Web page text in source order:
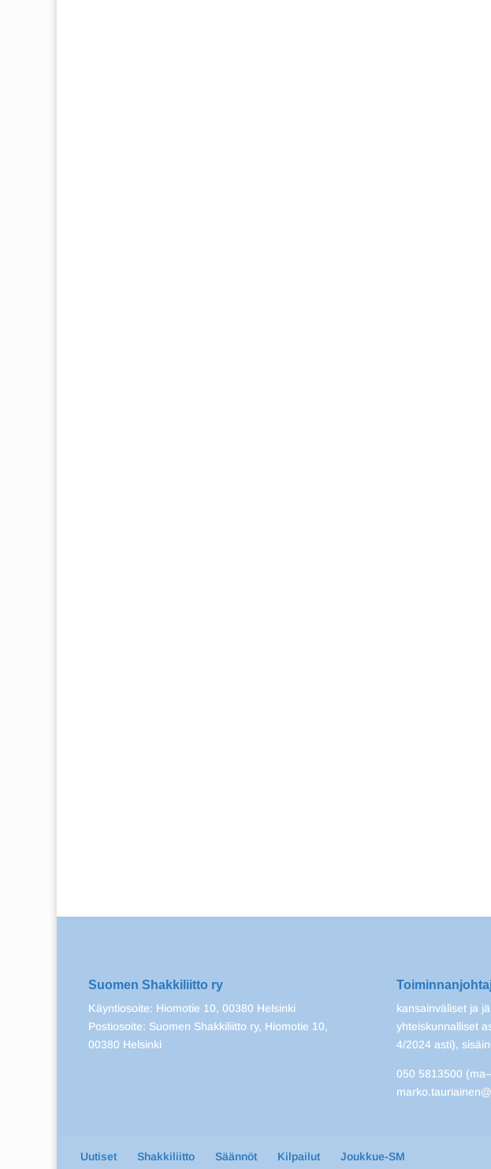
Suomen Shakkiliitto ry
Käyntiosoite: Hiomotie 10, 00380 Helsinki
Postiosoite: Suomen Shakkiliitto ry, Hiomotie 10,
00380 Helsinki
kansainväliset ja
yhteiskunnalliset
4/2024 asti),
050 5813500
Uutiset Shakkiliitto Säännöt Kilpailut Joukkue-SM